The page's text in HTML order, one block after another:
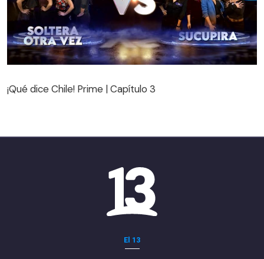
¡Qué dice Chile! Prime | Capítulo 3
El 13